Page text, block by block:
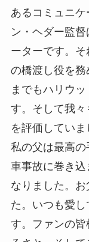
あるコミュニ
ン・ヘダー監
ーターです。
の橋渡し役を
までもハリウ
す。そして我
を評価していま
私の父は最高
車事故に巻き込
なりました。
た。いつも愛
す。ファンの